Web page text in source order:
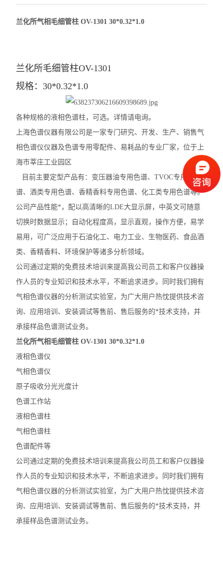
兰化所气相毛细管柱 OV-1301 30*0.32*1.0
兰化所毛细管柱OV-1301
规格：30*0.32*1.0
各种规格的液相色谱柱，可选。详情请电询。
上海色谱仪器有限公司是一家专门研究、开发、生产、销售气
相色谱仪仪器及色谱专用零配件、易耗品的专业厂家，位于上
海市莘庄工业园区
目前主要定型产品有：变压器油专用色谱、TVOC专用色
谱、酒类专用色谱、香精香料专用色谱、化工类专用色谱等。
公司产品性能*，配以高清晰的LDE大显示屏，中英文可随意
切换时数据显示；自动化程度高，显示直观，操作方便，易学
易用，可广泛应用于石油化工、电力工业、生物医药、食品酒
类、香精香料、环境保护等诸多分析领域。
公司通过定期的免费技术培训来提高我公司员工和客户仪器操
作人员的专业知识和技术水平，不断追求进步。同时我们拥有
气相色谱仪器的分析测试实验室，为广大用户热忱提供技术咨
询、应用培训、安装调试等售前、售后服务的*技术支持，并
承接样品色谱测试业务。
兰化所气相毛细管柱 OV-1301 30*0.32*1.0
液相色谱仪
气相色谱仪
原子吸收分光光度计
色谱工作站
液相色谱柱
气相色谱柱
色谱配件等
公司通过定期的免费技术培训来提高我公司员工和客户仪器操
作人员的专业知识和技术水平，不断追求进步。同时我们拥有
气相色谱仪器的分析测试实验室，为广大用户热忱提供技术咨
询、应用培训、安装调试等售前、售后服务的*技术支持，并
承接样品色谱测试业务。